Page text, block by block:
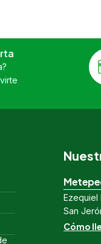
Ezequiel
San
Cómo